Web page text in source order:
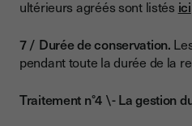
ultérieurs agréés sont listés ici
Durée de conservation.
pendant toute la durée de la
Traitement n°4 \- La gestion